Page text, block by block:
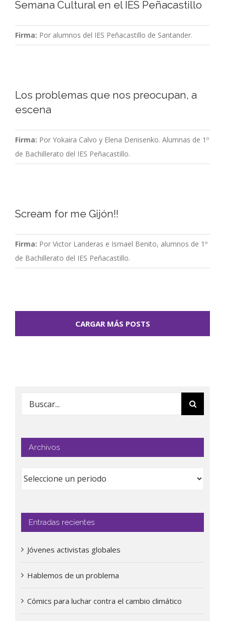
Semana Cultural en el IES Peñacastillo
Firma: Por alumnos del IES Peñacastillo de Santander.
Los problemas que nos preocupan, a
escena
Firma: Por Yokaira Calvo y Elena Denisenko. Alumnas de 1º
de Bachillerato del IES Peñacastillo.
Scream for me Gijón!!
Firma: Por Victor Landeras e Ismael Benito, alumnos de 1º
de Bachillerato del IES Peñacastillo.
CARGAR MÁS POSTS
Buscar:
Archivos
Entradas recientes
Jóvenes activistas globales
Hablemos de un problema
Cómics para luchar contra el cambio climático